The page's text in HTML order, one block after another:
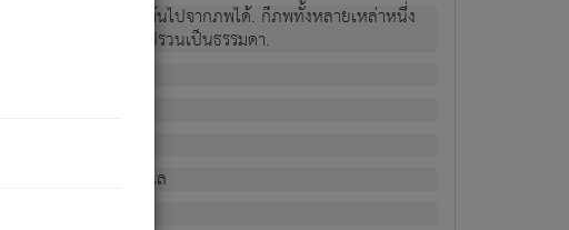
น ย่อมไม่เป็นผู้หลุดพ้นไปจากภพได้. ก็ภพทั้งหลายเหล่าหนึ่ง
ป็นทุกข์ มีความแปรปรวนเป็นธรรมดา.
วิภวตัณหาด้วย.
อนิพพาน.
ปลงอีกต่อไป). ดังนี้แล